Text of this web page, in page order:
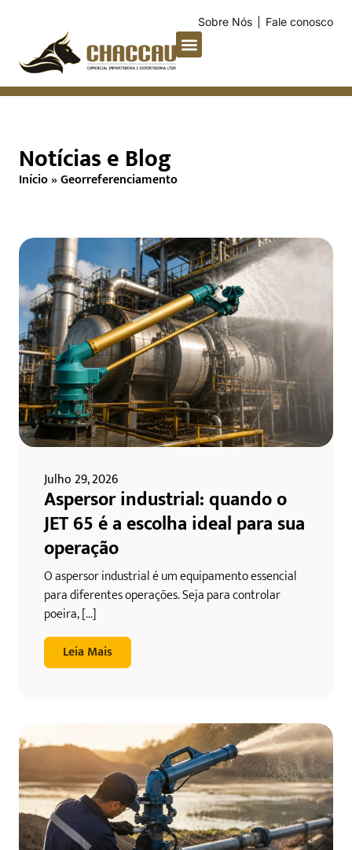
Sobre Nós Fale conosco
Notícias e Blog
Início»Georreferenciamento
Julho 29, 2026
Aspersor industrial: quando o
JET 65 é a escolha ideal para sua
operação
O aspersor industrial é um equipamento essencial
para diferentes operações. Seja para controlar
poeira, [...]
Leia Mais